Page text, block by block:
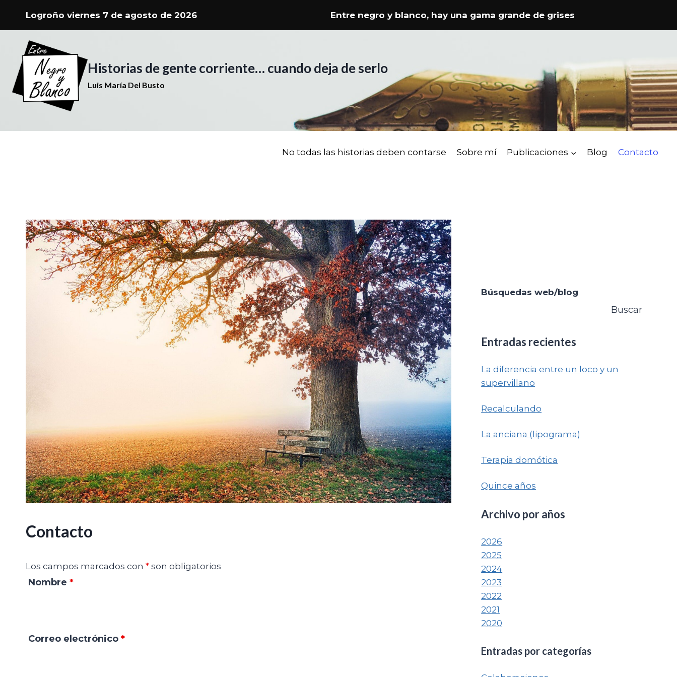
contenido
Logroño viernes 7 de agosto de 2026 Entre negro y blanco, hay una gama grande de grises
Historias de gente corriente… cuando deja de serlo
Luis María Del Busto
No todas las historias deben contarse Sobre mí Publicaciones Blog Contacto
Contacto
Los campos marcados con * son obligatorios
Nombre *
Correo electrónico *
Búsquedas web/blog
Buscar
Entradas recientes
La diferencia entre un loco y un
supervillano
Recalculando
La anciana (lipograma)
Terapia domótica
Quince años
Archivo poraños
2026
2025
2024
2023
2022
2021
2020
Entradas por categorías